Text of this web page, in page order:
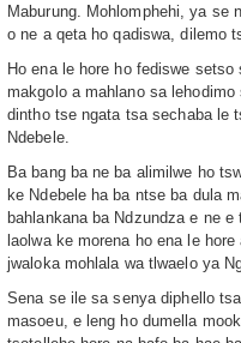
Maburung. Mohlomphehi, ya se
o ne a qeta ho qadiswa, dilemo
Ho ena le hore ho fediswe
makgolo a mahlano sa
dintho tse ngata tsa sechaba le
Ndebele.
Ba bang ba ne ba alimilwe ho
ke Ndebele ha ba ntse ba dula
bahlankana ba Ndzundza e ne
laolwa ke morena ho ena le
jwaloka mohlala wa tlwaelo ya
Sena se ile sa senya diphello
masoeu, e leng ho dumella